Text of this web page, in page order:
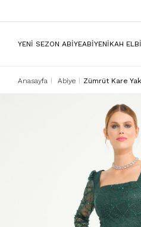
YENİ SEZON ABİYEABİYENİKAH
Anasayfa Abiye Zümrüt Kare